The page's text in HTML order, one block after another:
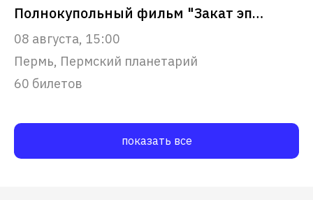
Полнокупольный фильм "Закат эпохи динозавров"
08 августа, 15:00
Пермь, Пермский планетарий
60 билетов
показать все